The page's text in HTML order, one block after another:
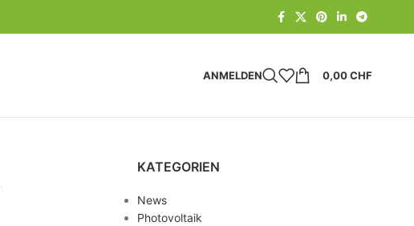
ANMELDEN 0,00CHF
KATEGORIEN
News
Photovoltaik